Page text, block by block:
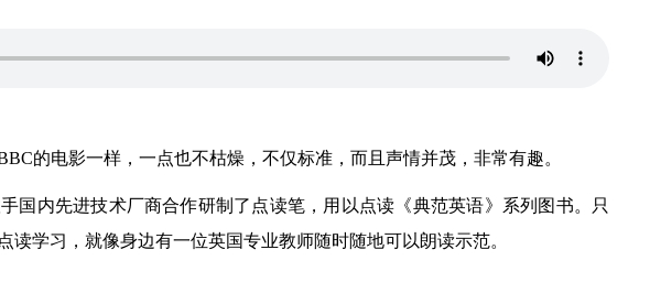
的电影一样，一点也不枯燥，不仅标准，而且声情并茂，非常有趣。
国内先进技术厂商合作研制了点读笔，用以点读《典范英语》系列图书。只
学习，就像身边有一位英国专业教师随时随地可以朗读示范。